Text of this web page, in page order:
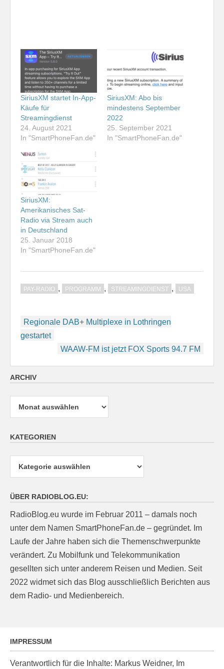
SiriusXM startet In-App-
Käufe für
Streamingdienst
24. August 2021
In "SmartPhoneFan.de"
SiriusXM: Abo bis
mindestens September
2022
25. September 2021
In "SmartPhoneFan.de"
SiriusXM:
Amerikanisches Sat-
Radio via Stream auch
in Deutschland
25. Januar 2018
In "SmartPhoneFan.de"
PAY-RADIO , PROGRAMM , STREAMINGDIENST , USA
Beitragsnavigation
Regionale DAB+ Multiplexe in Lothringen
gestartet
WAAW-FM ist jetzt FOX Sports 94.7 FM
ARCHIV
Archiv
KATEGORIEN
ÜBER RADIOBLOG.EU:
RadioBlog.eu wurde im Februar 2011 – damals noch
unter dem Namen SmartPhoneFan.de – gegründet. Im
Laufe der Jahre haben sich die Themenschwerpunkte
verändert. Zu Mobilfunk und Telekommunikation
gesellten sich unter anderem Reisen und Medien. Seit
2022 widmet sich das Blog ausschließlich Berichten aus
dem Radio- und Medienbereich.
IMPRESSUM
Verantwortlich für die Inhalte: Markus Weidner, Im